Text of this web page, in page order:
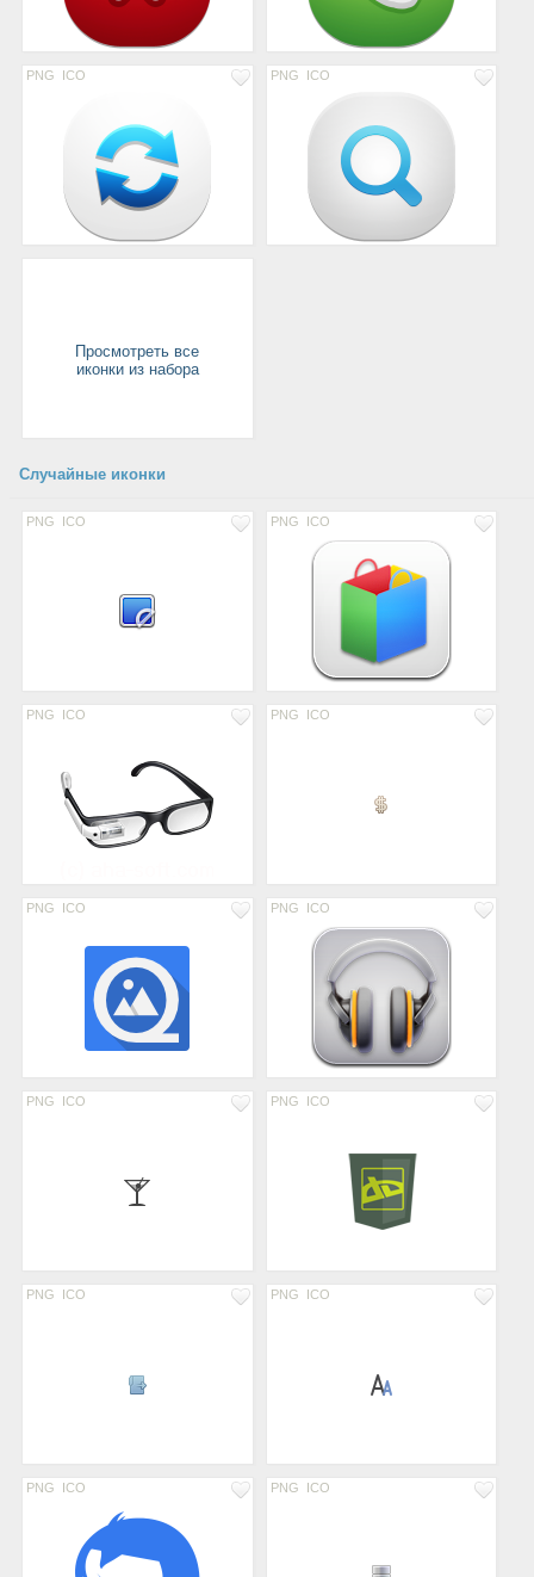
PNG ICO PNG ICO
Просмотреть все
иконки из набора
Случайные иконки
PNG ICO PNG ICO
PNG ICO PNG ICO
PNG ICO PNG ICO
PNG ICO PNG ICO
PNG ICO PNG ICO
PNG ICO PNG ICO